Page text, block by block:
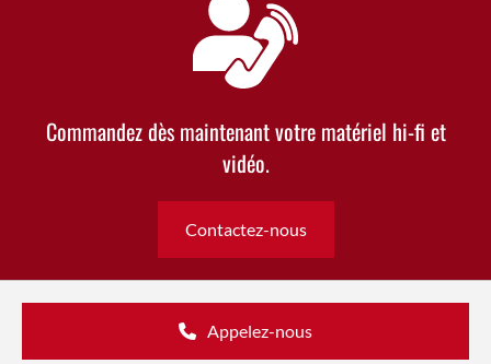
Commandez dès maintenant votre matériel hi-fi et
vidéo.
Contactez-nous
Appelez-nous